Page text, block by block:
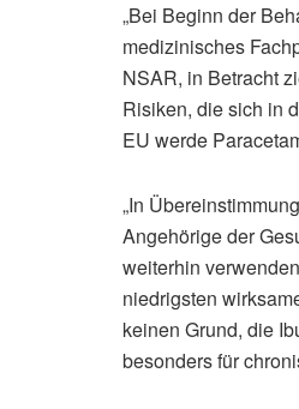
„Bei Beginn der
medizinisches
NSAR, in Betracht
Risiken, die sich in
EU werde
„In
Angehörige der
weiterhin
niedrigsten
keinen Grund, die
besonders für